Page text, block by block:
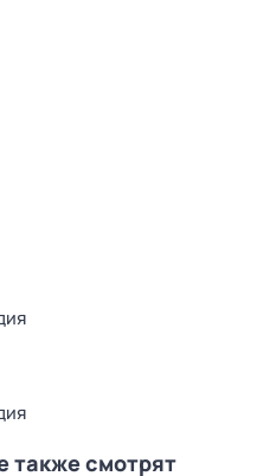
также смотрят